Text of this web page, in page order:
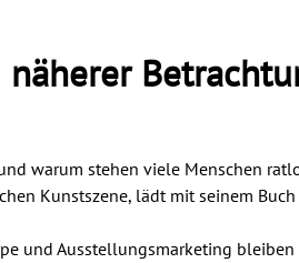
warum stehen viele Menschen
Kunstszene, lädt mit seinem
und Ausstellungsmarketing